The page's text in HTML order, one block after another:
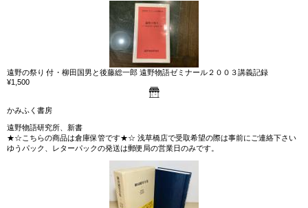
遠野の祭り 付・柳田国男と後藤総一郎 遠野物語ゼミナール２００３講義記録
¥1,500
かみふく書房
遠野物語研究所、新書
★☆こちらの商品は倉庫保管です★☆ 浅草橋店で受取希望の際は事前にご連絡下さい
ゆうパック、レターパックの発送は郵便局の営業日のみです。